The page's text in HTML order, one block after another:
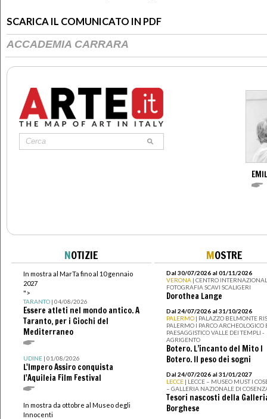
SCARICA IL COMUNICATO IN PDF
ACCADEMIA CARRARA
NOTIZIE
In mostra al MarTa fino al 10 gennaio
2027
">
TARANTO| 04/08/2026
Essere atleti nel mondo antico. A
Taranto, per i Giochi del
Mediterraneo
UDINE| 01/08/2026
L'Impero Assiro conquista
l'Aquileia Film Festival
In mostra da ottobre al Museo degli
Innocenti
MOSTRE
Dal 30/07/2026 al 01/11/2026
VERONA | CENTRO
FOTOGRAFIA SCAVI SCALIGERI
Dorothea Lange
Dal 24/07/2026 al 31/10/2026
PALERMO | PALAZZO BELMONTE
PALERMO I PARCO ARCHEOLOGICO
PAESAGGISTICO VALLE DEI TEMPLI -
AGRIGENTO
Botero. L’incanto del Mito I
Botero. Il peso dei sogni
Dal 24/07/2026 al 31/01/2027
LECCE | LECCE – MUSEO MUST I
– GALLERIA NAZIONALE DI
Tesori nascosti della
Borghese